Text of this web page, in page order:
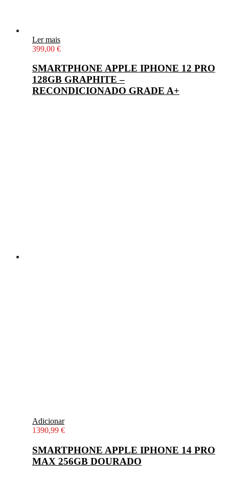
Ler mais
399,00 €
SMARTPHONE APPLE IPHONE 12 PRO
128GB GRAPHITE –
RECONDICIONADO GRADE A+
Adicionar
1390,99 €
SMARTPHONE APPLE IPHONE 14 PRO
MAX 256GB DOURADO